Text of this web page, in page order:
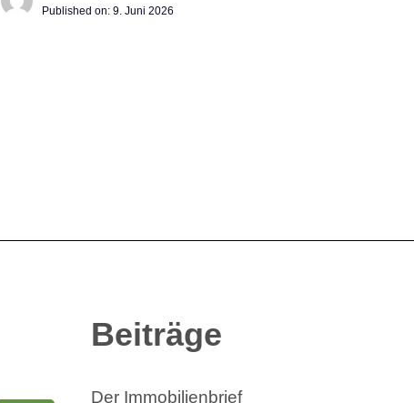
Published on: 9. Juni 2026
Beiträge
Der Immobilienbrief